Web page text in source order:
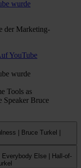
wurde
der Marketing-
YouTube
wurde
Tools as
Speaker Bruce
| Bruce Turkel |
Else | Hall-of-